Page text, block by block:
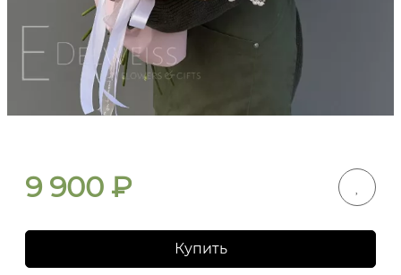
9 900 ₽
Купить